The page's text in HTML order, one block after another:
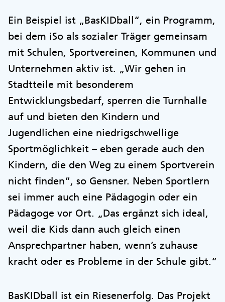
Ein Beispiel ist „BasKIDball“, ein Programm,
bei dem iSo als sozialer Träger gemeinsam
mit Schulen, Sportvereinen, Kommunen und
Unternehmen aktiv ist. „Wir gehen in
Stadtteile mit besonderem
Entwicklungsbedarf, sperren die Turnhalle
auf und bieten den Kindern und
Jugendlichen eine niedrigschwellige
Sportmöglichkeit – eben gerade auch den
Kindern, die den Weg zu einem Sportverein
nicht finden“, so Gensner. Neben Sportlern
sei immer auch eine Pädagogin oder ein
Pädagoge vor Ort. „Das ergänzt sich ideal,
weil die Kids dann auch gleich einen
Ansprechpartner haben, wenn’s zuhause
kracht oder es Probleme in der Schule gibt.“
BasKIDball ist ein Riesenerfolg. Das Projekt